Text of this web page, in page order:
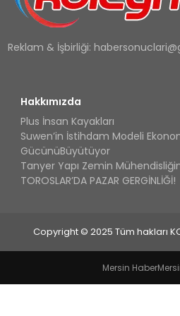
Reklam & İşbirliği:
Hakkımızda
Plus İnsan Kayakları
Suwen’in İstihdam Modeli
GücünüBüyütüyor
Tanyer Yapı Zemin
TOROSLAR’DA PAZAR GERGİNLİĞİ!
Copyright © 2025 Tüm hakları
Mersin Haber